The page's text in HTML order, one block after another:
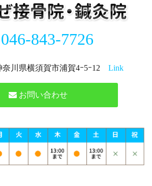
843-7726
奈川県横須賀市浦賀4ｰ5ｰ12 Link
お問い合わせ